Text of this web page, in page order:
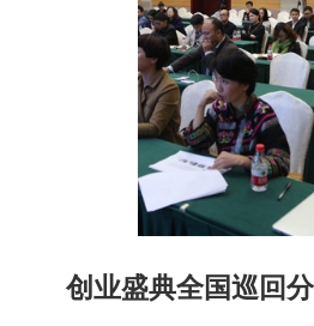
创业盛典全国巡回